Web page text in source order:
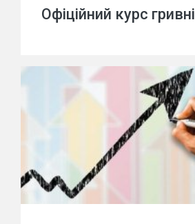
Офіційний курс гривні